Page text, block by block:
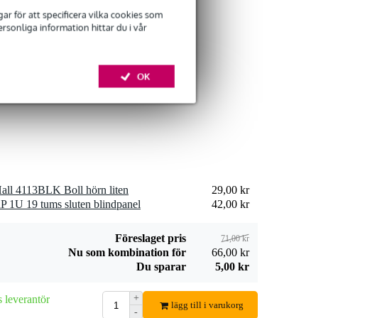
för att specificera vilka cookies som
information hittar du i vår
OK
Innox RP 1U8X 19
tums panel till 8 x
D-storleks chassin
69,00 kr
Lägg till beställning
Innox RP SHELF-1
Perforated Inlay
Lägg till beställning
4113BLK Boll hörn liten
29,00 kr
1U 19 tums sluten blindpanel
42,00 kr
Föreslaget pris 71,00 kr
Nu som kombination för
66,00 kr
Du sparar
5,00 kr
leverantör
+
-
lägg till i varukorg